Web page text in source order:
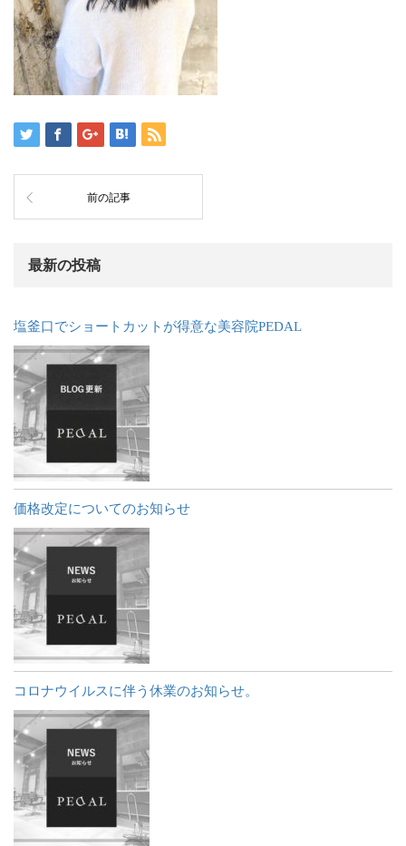
前の記事
最新の投稿
塩釜口でショートカットが得意な美容院PEDAL
価格改定についてのお知らせ
コロナウイルスに伴う休業のお知らせ。